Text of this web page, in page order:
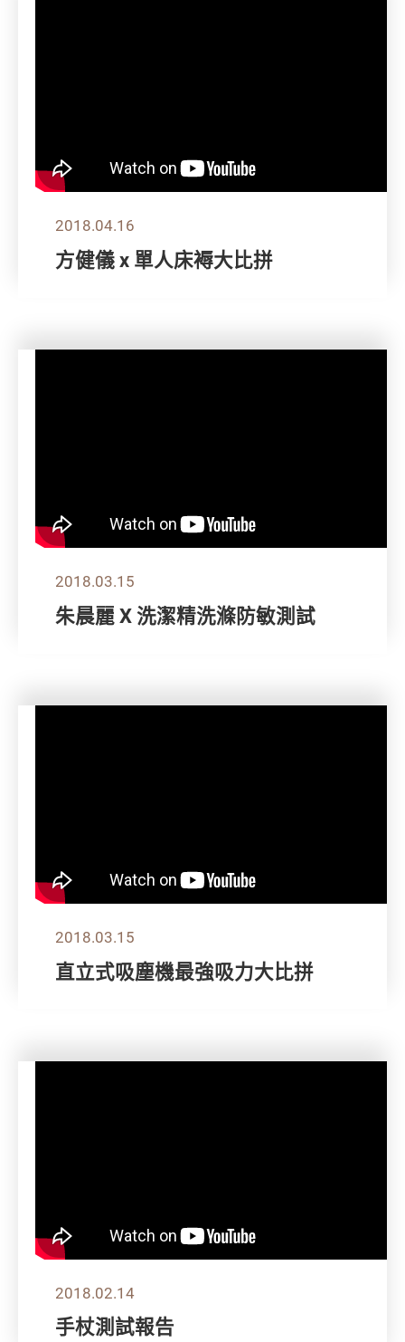
2018.04.16
方健儀 x 單人床褥大比拼
2018.03.15
朱晨麗 X 洗潔精洗滌防敏測試
2018.03.15
直立式吸塵機最強吸力大比拼
2018.02.14
手杖測試報告